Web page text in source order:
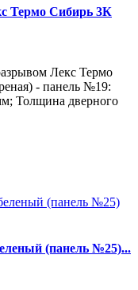
Термо Сибирь 3К
Лекс Термо
- панель №19:
Толщина дверного
(панель №25)...